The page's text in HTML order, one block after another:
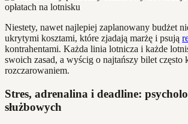
Niestety, nawet najlepiej zaplanowany budżet
ukrytymi kosztami, które zjadają marżę i psują
kontrahentami. Każda linia lotnicza i każde
swoich zasad, a wyścig o najtańszy bilet często
rozczarowaniem.
Stres, adrenalina i deadline:
służbowych